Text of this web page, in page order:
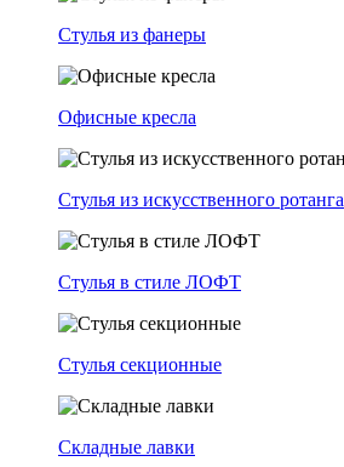
Стулья из фанеры
Офисные кресла
Стулья из искусственного ротанга
Стулья в стиле ЛОФТ
Стулья секционные
Складные лавки